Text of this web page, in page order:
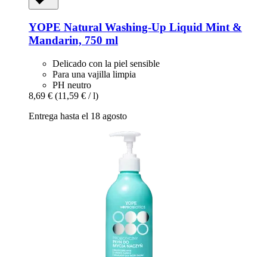
YOPE Natural Washing-​Up Liquid Mint &
Mandarin, 750 ml
Delicado con la piel sensible
Para una vajilla limpia
PH neutro
8,69 € (11,59 € / l)
Entrega hasta el 18 agosto